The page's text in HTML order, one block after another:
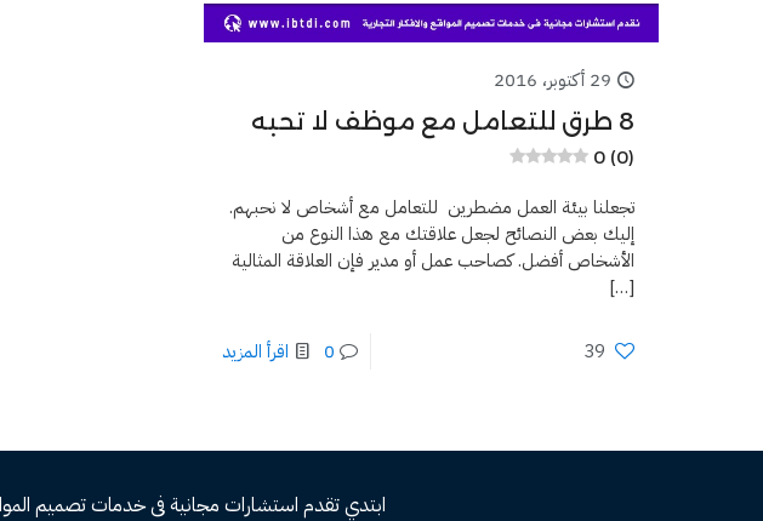
29 أكتوبر، 2016
8 طرق للتعامل مع موظف لا تحبه
0 (0)
تجعلنا بيئة العمل مضطرين للتعامل مع أشخاص لا نحبهم.
إليك بعض النصائح لجعل علاقتك مع هذا النوع من
الأشخاص أفضل. كصاحب عمل أو مدير فإن العلاقة المثالية
[…]
39
0 اقرأ المزيد
ابتدي تقدم استشارات مجانية فى خدمات تصميم المواقع